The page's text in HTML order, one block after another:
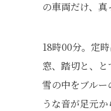
の車両だけ、真
18時00分。定
窓、踏切と、
雪の中をブル
うな音が足元か